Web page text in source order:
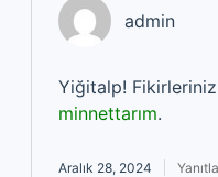
admin
Yiğitalp!
minnettarım.
Aralık 28, 2024 Yanıtla